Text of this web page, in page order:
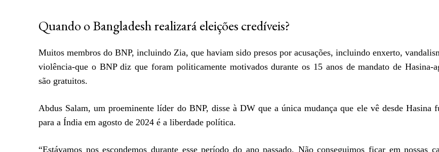
Quando o Bangladesh realizará eleições credíveis?
Muitos membros do BNP, incluindo Zia, que haviam sido presos por acusações, incluindo enxerto,
violência-que o BNP diz que foram politicamente motivados durante os 15 anos de mandato de Hasina-
são gratuitos.
Abdus Salam, um proeminente líder do BNP, disse à DW que a única mudança que ele vê desde Hasina
para a Índia em agosto de 2024 é a liberdade política.
“Estávamos nos escondemos durante esse período do ano passado. Não conseguimos ficar em nossas